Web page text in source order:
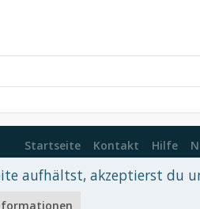
Startseite Kontakt Hilfe
aufhältst, akzeptierst du